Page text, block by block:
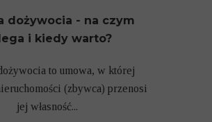
dożywocia - na czym
i kiedy warto?
to umowa, w której
(zbywca) przenosi
jej własność...